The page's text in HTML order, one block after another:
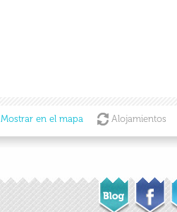
Mostrar en el mapa Alojamientos